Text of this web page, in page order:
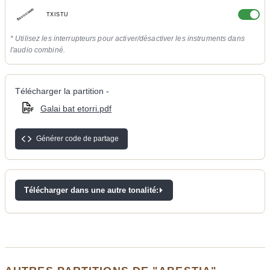
TXISTU
* Utilisez les interrupteurs pour activer/désactiver les instruments dans
l'audio combiné.
Télécharger la partition -
Galai bat etorri.pdf
Générer code de partage
Télécharger dans une autre tonalité: